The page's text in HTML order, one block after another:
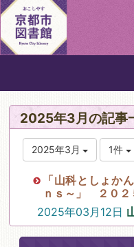
2025年3月の記事
2025年3月 1件
「山科としょか
ｎｓ～」 ２０２
2025年03月12日